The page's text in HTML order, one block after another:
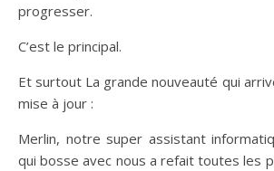
progresser.
C’est le principal.
Et surtout La grande nouveauté qui
mise à jour :
Merlin, notre super assistant
qui bosse avec nous a refait toutes les